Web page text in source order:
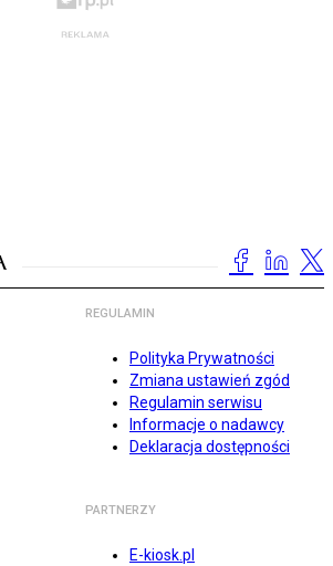
REGULAMIN
Polityka Prywatności
Zmiana ustawień zgód
Regulamin serwisu
Informacje o nadawcy
Deklaracja dostępności
PARTNERZY
E-kiosk.pl